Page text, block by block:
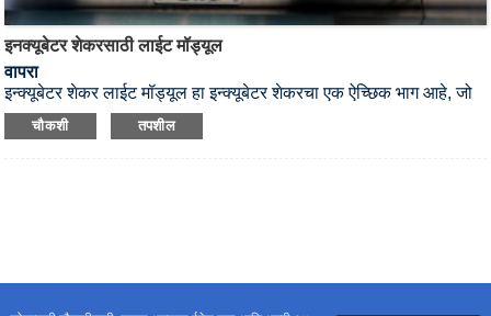
इनक्यूबेटर शेकरसाठी लाईट मॉड्यूल
वापरा
इन्क्यूबेटर शेकर लाईट मॉड्यूल हा इन्क्यूबेटर शेकरचा एक ऐच्छिक भाग आहे, जो
प्रकाशाची आवश्यकता असलेल्या वनस्पती किंवा विशिष्ट प्रकारच्या
सूक्ष्मजीवांसाठी उपयुक्त आहे.
चौकशी तपशील